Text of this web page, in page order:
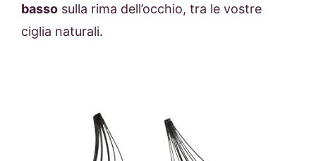
basso sulla rima dell’occhio, tra le vostre
ciglia naturali.